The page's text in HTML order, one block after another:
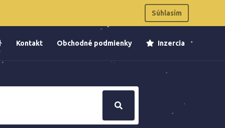
Súhlasím
Kontakt Obchodné podmienky Inzercia